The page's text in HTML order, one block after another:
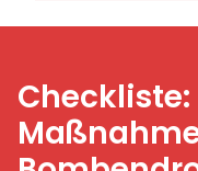
Checkliste: